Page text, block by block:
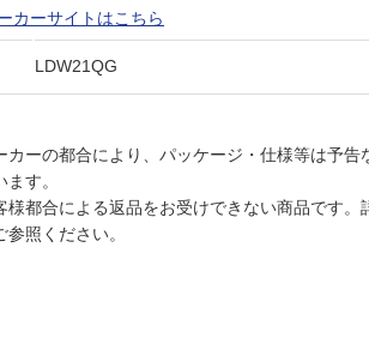
カーサイトはこちら
LDW21QG
カーの都合により、パッケージ・仕様等は予告
ます。
都合による返品をお受けできない商品です。
参照ください。